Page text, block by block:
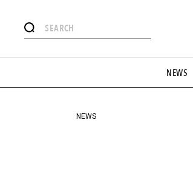
NEWS
#憧れの逸品
#GH 銘品の所以 #フイナムのYouTube
#HANDSOME HANDBOOK
NEWS